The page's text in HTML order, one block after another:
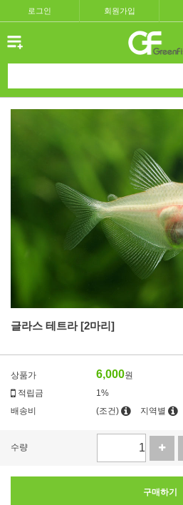
로그인 회원가입
글라스 테트라 [2마리]
상품가 6,000원
적립금
1%
배송비
(조건) 지역별
수량
구매하기